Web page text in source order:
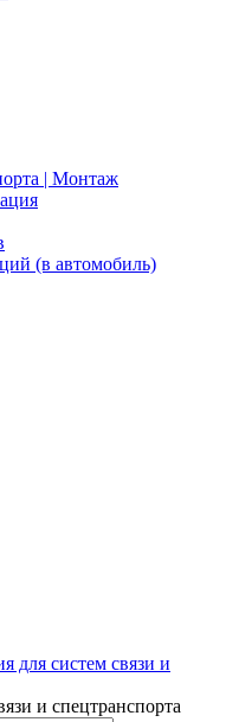
| Монтаж
(в автомобиль)
и спецтранспорта